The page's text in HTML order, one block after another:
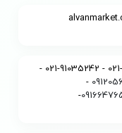
تلفن : تماس - با - پشتیبانی: - 91031882-021 - 91035242-021 -
-
-